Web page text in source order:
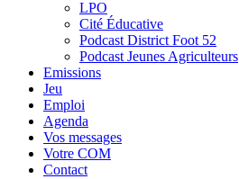
LPO
Cité Éducative
Podcast District Foot 52
Podcast Jeunes Agriculteurs
Emissions
Jeu
Emploi
Agenda
Vos messages
Votre COM
Contact